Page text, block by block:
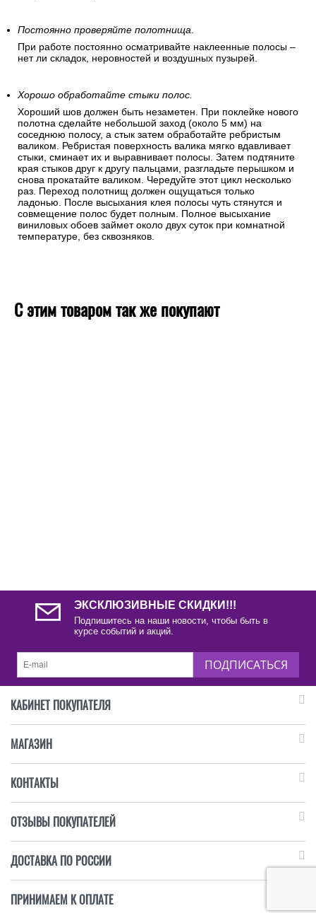
Постоянно проверяйте полотнища.
При работе постоянно осматривайте наклеенные полосы –
нет ли складок, неровностей и воздушных пузырей.
Хорошо обработайте стыки полос.
Хороший шов должен быть незаметен. При поклейке нового
полотна сделайте небольшой заход (около 5 мм) на
соседнюю полосу, а стык затем обработайте ребристым
валиком. Ребристая поверхность валика мягко вдавливает
стыки, сминает их и выравнивает полосы. Затем подтяните
края стыков друг к другу пальцами, разгладьте перышком и
снова прокатайте валиком. Чередуйте этот цикл несколько
раз. Переход полотнищ должен ощущаться только
ладонью. После высыхания клея полосы чуть стянутся и
совмещение полос будет полным. Полное высыхание
виниловых обоев займет около двух суток при комнатной
температуре, без сквозняков.
С этим товаром так же покупают
ЭКСКЛЮЗИВНЫЕ СКИДКИ!!!
Подпишитесь на наши новости, чтобы быть в
курсе событий и акций.
ПОДПИСАТЬСЯ
КАБИНЕТ ПОКУПАТЕЛЯ
МАГАЗИН
КОНТАКТЫ
ОТЗЫВЫ ПОКУПАТЕЛЕЙ
ДОСТАВКА ПО РОССИИ
ПРИНИМАЕМ К ОПЛАТЕ